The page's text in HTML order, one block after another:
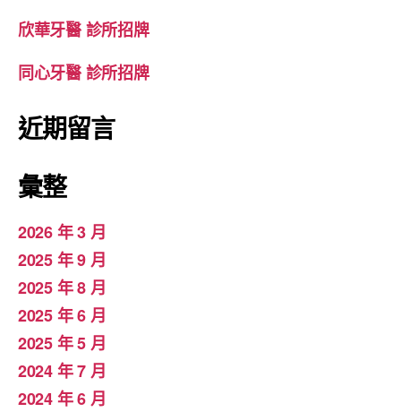
欣華牙醫 診所招牌
同心牙醫 診所招牌
近期留言
彙整
2026 年 3 月
2025 年 9 月
2025 年 8 月
2025 年 6 月
2025 年 5 月
2024 年 7 月
2024 年 6 月